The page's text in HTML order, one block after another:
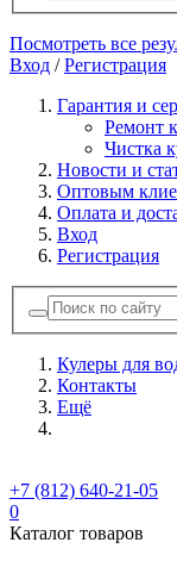
Посмотреть все
Вход /Регистрация
Гарантия и
Ремонт
Чистка
Новости и
Оптовым
Оплата и
Вход
Регистрация
Кулеры для
Контакты
Ещё
+7 (812) 640-21-05
0
Каталог товаров